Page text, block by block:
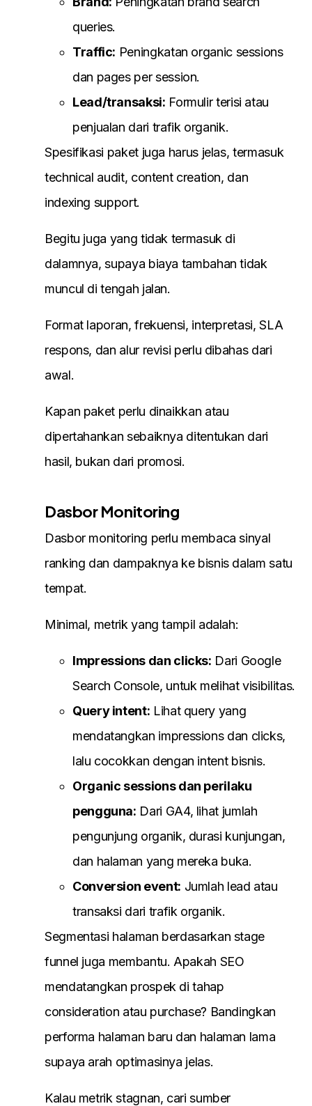
queries.
Traffic: Peningkatan organic sessions
dan pages per session.
Lead/transaksi: Formulir terisi atau
penjualan dari trafik organik.
Spesifikasi paket juga harus jelas, termasuk
technical audit, content creation, dan
indexing support.
Begitu juga yang tidak termasuk di
dalamnya, supaya biaya tambahan tidak
muncul di tengah jalan.
Format laporan, frekuensi, interpretasi, SLA
respons, dan alur revisi perlu dibahas dari
awal.
Kapan paket perlu dinaikkan atau
dipertahankan sebaiknya ditentukan dari
hasil, bukan dari promosi.
Dasbor Monitoring
Dasbor monitoring perlu membaca sinyal
ranking dan dampaknya ke bisnis dalam satu
tempat.
Minimal, metrik yang tampil adalah:
Impressions dan clicks: Dari Google
Search Console, untuk melihat visibilitas.
Query intent: Lihat query yang
mendatangkan impressions dan clicks,
lalu cocokkan dengan intent bisnis.
Organic sessions dan perilaku
pengguna: Dari GA4, lihat jumlah
pengunjung organik, durasi kunjungan,
dan halaman yang mereka buka.
Conversion event: Jumlah lead atau
transaksi dari trafik organik.
Segmentasi halaman berdasarkan stage
funnel juga membantu. Apakah SEO
mendatangkan prospek di tahap
consideration atau purchase? Bandingkan
performa halaman baru dan halaman lama
supaya arah optimasinya jelas.
Kalau metrik stagnan, cari sumber